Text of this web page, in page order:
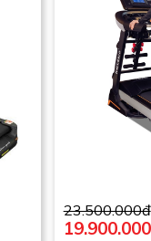
23.500.000đ